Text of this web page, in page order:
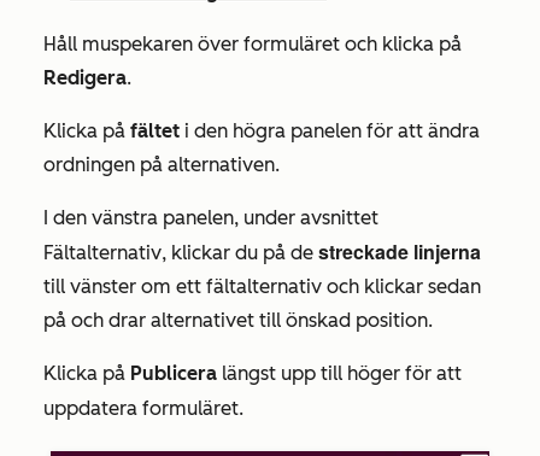
Håll muspekaren över formuläret och klicka på
Redigera.
Klicka på fältet i den högra panelen för att ändra
ordningen på alternativen.
I den vänstra panelen, under avsnittet
Fältalternativ, klickar du på de streckade linjerna
till vänster om ett fältalternativ och klickar sedan
på och drar alternativet till önskad position.
Klicka på Publicera längst upp till höger för att
uppdatera formuläret.